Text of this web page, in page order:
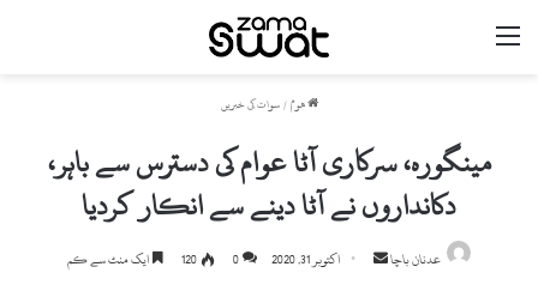
مینو
ھوم / سوات کی خبریں
مینگورہ، سرکاری آٹا عوام کی دسترس سے باہر،
دکانداروں نے آٹا دینے سے انکار کردیا
عدنان باچا
Send اکتوبر 31, 2020 0
120 ایک منٹ سے کم